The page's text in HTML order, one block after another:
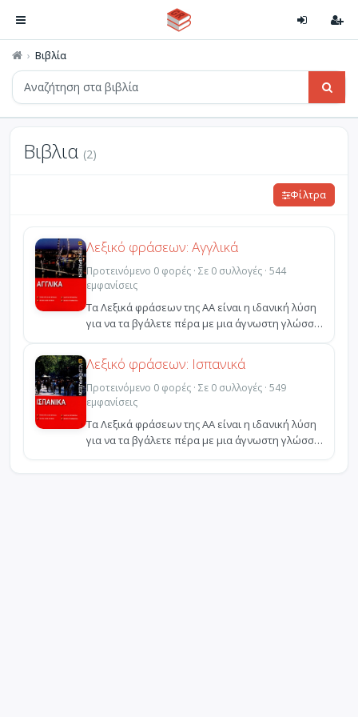
Βιβλία
Βιβλια (2)
Φίλτρα
Λεξικό φράσεων: Αγγλικά
Προτεινόμενο 0 φορές · Σε 0 συλλογές · 544
εμφανίσεις
Τα Λεξικά φράσεων της ΑΑ είναι η ιδανική λύση
για να τα βγάλετε πέρα με μια άγνωστη γλώσσα.
Συνοπτικ...
Λεξικό φράσεων: Ισπανικά
Προτεινόμενο 0 φορές · Σε 0 συλλογές · 549
εμφανίσεις
Τα Λεξικά φράσεων της ΑΑ είναι η ιδανική λύση
για να τα βγάλετε πέρα με μια άγνωστη γλώσσα.